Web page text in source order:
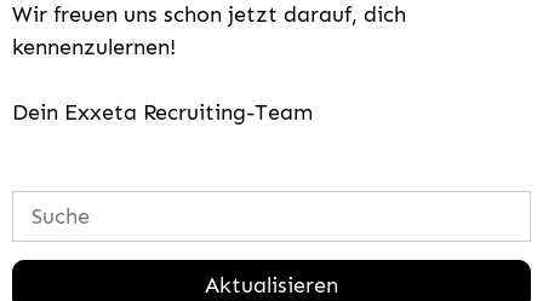
Wir freuen uns schon jetzt darauf, dich
kennenzulernen!
Dein Exxeta Recruiting-Team
Aktualisieren